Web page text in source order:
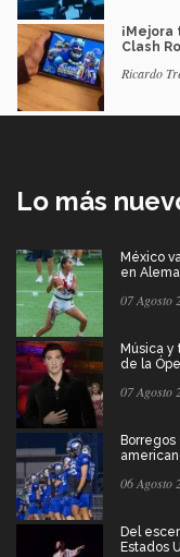
Clash
Ricardo
Lo más
México
en
07 Agosto
Música y
de la
07 Agosto
06 Agosto
Del
Estados